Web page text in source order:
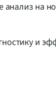
на
и